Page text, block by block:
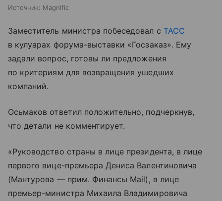
Источник: Magnific
Заместитель министра побеседовал с ТАСС
в кулуарах форума-выставки «Госзаказ». Ему
задали вопрос, готовы ли предложения
по критериям для возвращения ушедших
компаний.
Осьмаков ответил положительно, подчеркнув,
что детали не комментирует.
«Руководство страны в лице президента, в лице
первого вице-премьера Дениса Валентиновича
(Мантурова — прим. Финансы Mail), в лице
премьер-министра Михаила Владимировича